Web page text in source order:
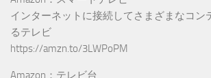
インターネットに接続してさまざまなコン
るテレビ
https://amzn.to/3LWPoPM
Amazon：テレビ台